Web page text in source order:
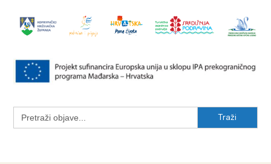
Search
for: